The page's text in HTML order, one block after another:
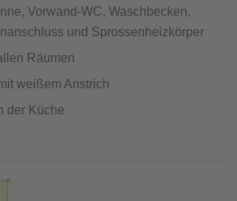
Vorwand-WC, Waschbecken,
und Sprossenheizkörper
Räumen
weißem Anstrich
der Küche